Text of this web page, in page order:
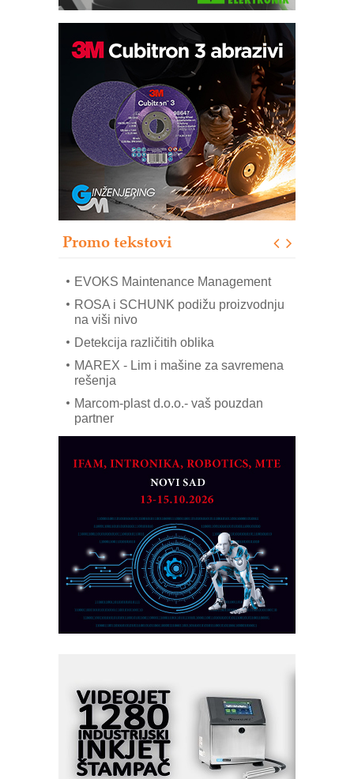
Promo tekstovi
Trajna oznaka kao dugoročna korist
Bezbednost na prvom mestu!
IB BLUMENAUER - više od 40 godina
poverenja u industriji
RMQ-TITAN ADVANCED INDICATOR
– Pametna signalizacija za efikasnije
upravljanje mašinama
Sigurnije ispitivanje transformatora u
solarnim elektranama i vetroparkovima
EVOKS Maintenance Management
ROSA i SCHUNK podižu proizvodnju
na viši nivo
Detekcija različitih oblika
MAREX - Lim i mašine za savremena
rešenja
Marcom-plast d.o.o.- vaš pouzdan
partner
obradu!
Razvoj asortimanskog pravca MINI-
PLC AKYTEC
AUKOM: Svetski standard metrologije
dostupan u Srbiji
MOTOMAN – NEXT-Robotika vođena
veštačkom inteligencijom
I.SAFE MOBILE revolucioniše
industrijsku automatizaciju
pionirskimmobile operator PANEL-OM
KIP KOP – napredna rešenja za
savremene industrijske i logističke
objekte
Alba d.o.o. – 35 godina preciznosti u
metrologiji i pametnim dozirnim
rešenjima